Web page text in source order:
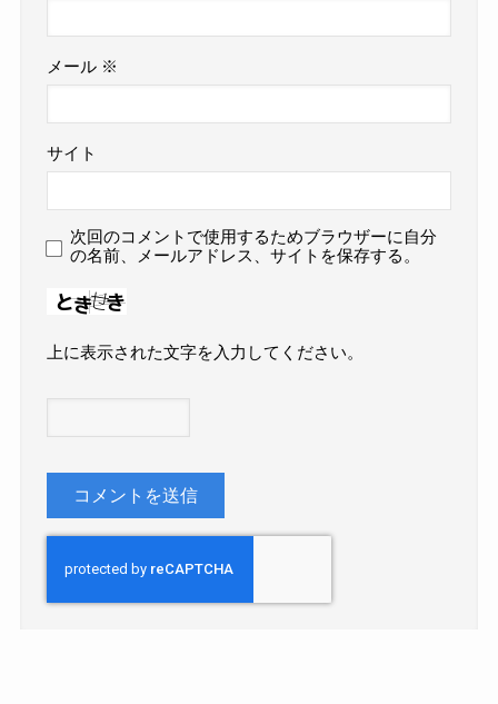
メール ※
サイト
次回のコメントで使用するためブラウザーに自分
の名前、メールアドレス、サイトを保存する。
上に表示された文字を入力してください。